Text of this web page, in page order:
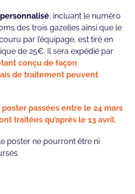
, incluant le numéro
des trois gazelles ainsi que le
par l’équipage, est tiré en
de 25€. Il sera expédié par
conçu de façon
de traitement peuvent
passées entre le 24 mars
traitées qu’après le 13 avril.
poster ne pourront être ni